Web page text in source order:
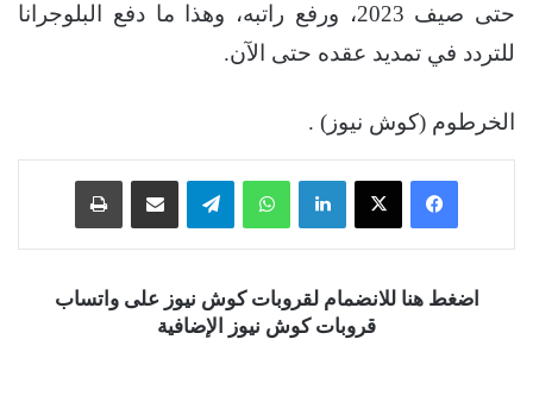
حتى صيف 2023، ورفع راتبه، وهذا ما دفع البلوجرانا
للتردد في تمديد عقده حتى الآن.
الخرطوم (كوش نيوز) .
فيسبوك ‫X لينكدإن واتساب تيلقرام
اضغط هنا للانضمام لقروبات كوش نيوز على واتساب
قروبات كوش نيوز الإضافية